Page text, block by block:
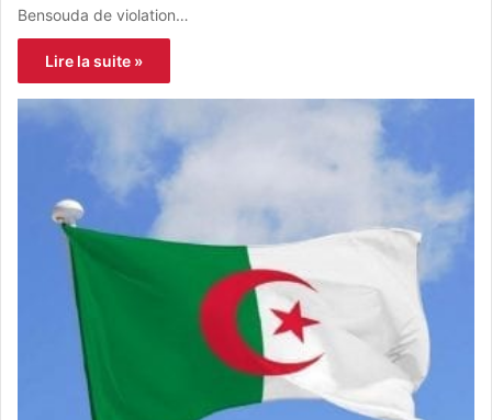
Bensouda de violation…
Lire la suite »